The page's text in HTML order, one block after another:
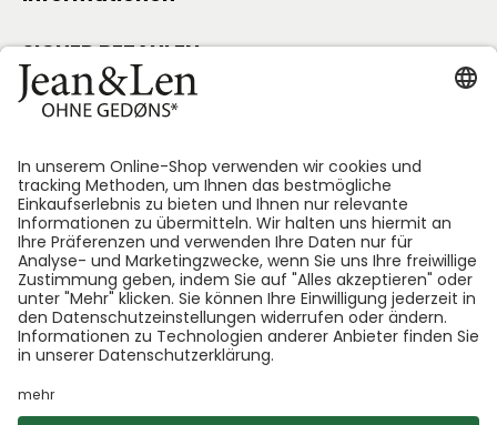
SICHER BEZAHLEN
Folge uns:
*GEDØNS = Inhaltsstoffe, auf die Len persönlich gerne
verzichtet. Bei jedem Produkt geben wir an, welche